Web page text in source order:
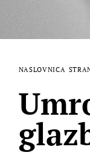
NASLOVNICA